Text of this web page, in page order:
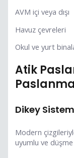
AVM içi veya dışı
Havuz çevreleri
Okul ve yurt
Atik
Dikey
Modern
uyumlu ve